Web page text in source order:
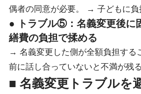
偶者の同意が必要。 → 子どもに負
● トラブル⑤：名義変更後に
繕費の負担で揉める
→ 名義変更した側が全額負担する
前に話し合っていないと不満が残る
■ 名義変更トラブルを